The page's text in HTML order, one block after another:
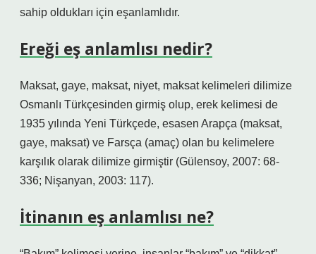
sahip oldukları için eşanlamlıdır.
Ereği eş anlamlısı nedir?
Maksat, gaye, maksat, niyet, maksat kelimeleri dilimize
Osmanlı Türkçesinden girmiş olup, erek kelimesi de
1935 yılında Yeni Türkçede, esasen Arapça (maksat,
gaye, maksat) ve Farsça (amaç) olan bu kelimelere
karşılık olarak dilimize girmiştir (Gülensoy, 2007: 68-
336; Nişanyan, 2003: 117).
İtinanın eş anlamlısı ne?